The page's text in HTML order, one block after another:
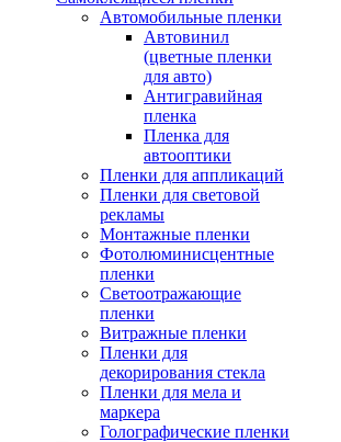
Автомобильные пленки
Автовинил
(цветные пленки
для авто)
Антигравийная
пленка
Пленка для
автооптики
Пленки для аппликаций
Пленки для световой
рекламы
Монтажные пленки
Фотолюминисцентные
пленки
Светоотражающие
пленки
Витражные пленки
Пленки для
декорирования стекла
Пленки для мела и
маркера
Голографические пленки